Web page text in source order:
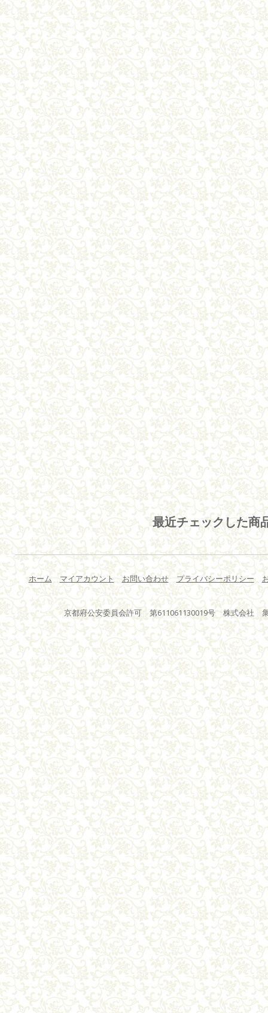
最近チェックした商
ホーム マイアカウント お問い合わせ プライバシーポリシー
京都府公安委員会許可 第611061130019号 株式会社